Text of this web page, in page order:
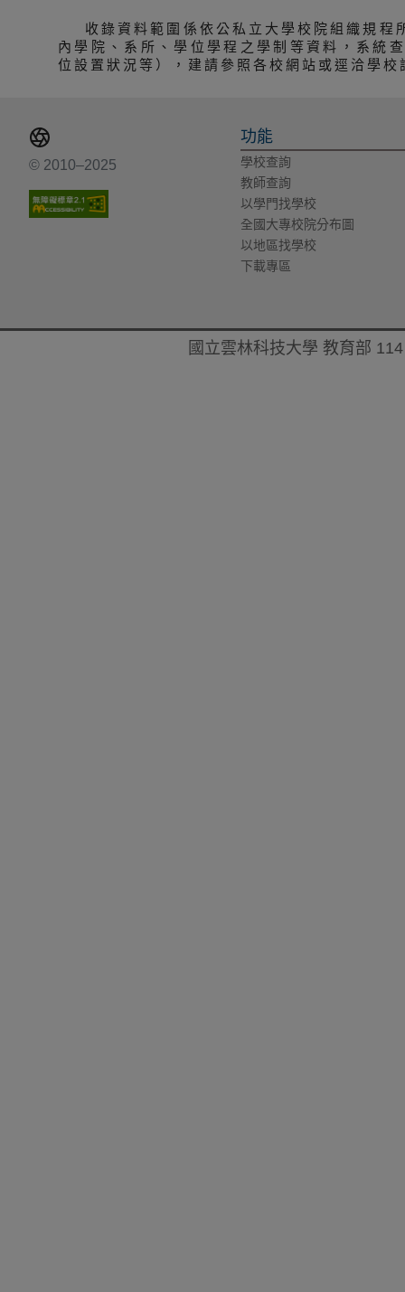
收錄資料範圍係依公私立大學校院組織規
內學院、系所、學位學程之學制等資料，系統
位設置狀況等），建請參照各校網站或逕洽學校
© 2010–2025
功能
學校查詢
教師查詢
以學門找學校
全國大專校院分布圖
以地區找學校
下載專區
國立雲林科技大學 教育部